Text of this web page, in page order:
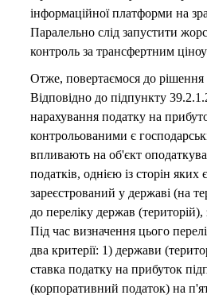
інформаційної платформи на
Паралельно слід запустити
контроль за трансфертним
Отже, повертаємося до
Відповідно до підпункту
нарахування податку на
контрольованими є
впливають на об'єкт
податків, однією із сторін яких
зареєстрований у державі (на
до переліку держав
Під час визначення цього
два критерії: 1) держави
ставка податку на прибуток
(корпоративний податок) на